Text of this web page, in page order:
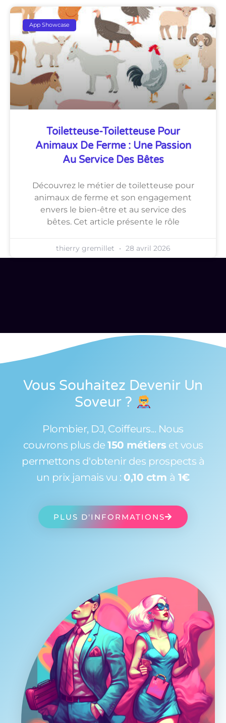
App Showcase
Toiletteuse-Toiletteuse Pour
Animaux De Ferme : Une Passion
Au Service Des Bêtes
Découvrez le métier de toiletteuse pour
animaux de ferme et son engagement
envers le bien-être et au service des
bêtes. Cet article présente le rôle
thierry gremillet 28 avril 2026
Vous Souhaitez Devenir Un
Soveur ?
Plombier, DJ, Coiffeurs... Nous
couvrons plus de 150 métiers et vous
permettons d'obtenir des prospects à
un prix jamais vu : 0,10 ctm à 1€
PLUS D'INFORMATIONS